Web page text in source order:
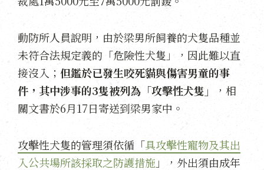
動防所人員說明，由於梁男所飼養的犬隻品種並
未符合法規定義的「危險性犬隻」，因此難以直
接沒入； 但鑑於已發生咬死貓與傷害男童的事
件，其中涉事的3隻被列為「攻擊性犬隻」
，相
關文書於6月17日寄送到梁男家中。
攻擊性犬隻的管理須依循「具攻擊性寵物及其出
入公共場所該採取之防護措施 」，外出須由成年